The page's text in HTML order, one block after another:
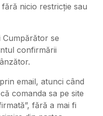
nicio restricție sau
se
confirmării
email, atunci când
comanda sa pe site
fără a mai fi